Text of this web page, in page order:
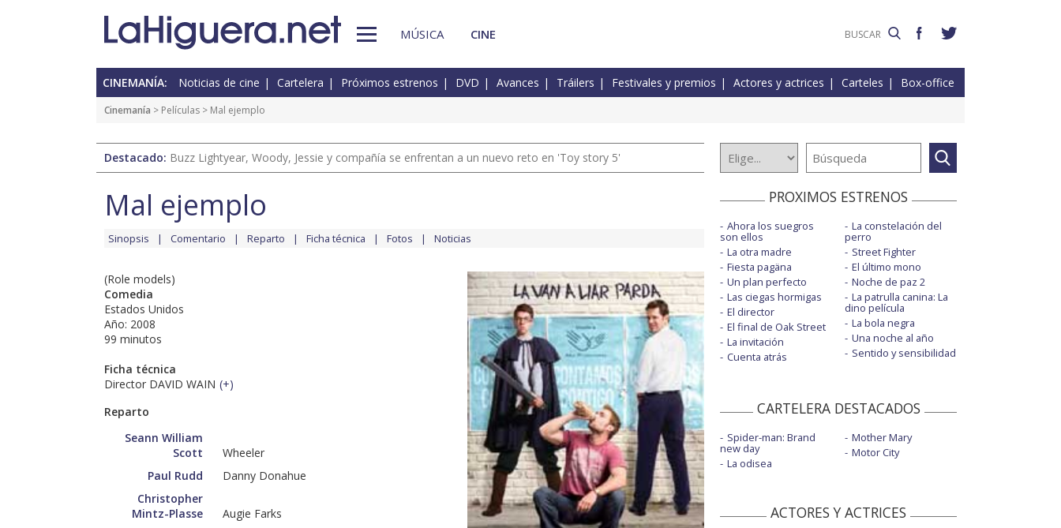
MÚSICA CINE
CINEMANÍA: Noticias de cine Cartelera Próximos estrenos DVD Avances Tráilers Festivales y premios Actores y actrices Carteles Box-office
Cinemanía > Películas > Mal ejemplo
Destacado: Buzz Lightyear, Woody, Jessie y compañía se enfrentan a un nuevo reto en 'Toy story 5'
Mal ejemplo
Sinopsis Comentario Reparto Ficha técnica Fotos Noticias
(Role models)
Comedia
Estados Unidos
Año: 2008
99 minutos
Ficha técnica
Director DAVID WAIN (+)
Reparto
Seann William
Scott
Wheeler
Paul Rudd
Danny Donahue
Christopher
Mintz-Plasse
Augie Farks
PROXIMOS ESTRENOS
Ahora los suegros
son ellos
La otra madre
Fiesta pagäna
Un plan perfecto
Las ciegas hormigas
El director
El final de Oak Street
La invitación
Cuenta atrás
La constelación del
perro
Street Fighter
El último mono
Noche de paz 2
La patrulla canina: La
dino película
La bola negra
Una noche al año
Sentido y sensibilidad
CARTELERA DESTACADOS
Spider-man: Brand
new day
La odisea
Mother Mary
Motor City
ACTORES Y ACTRICES